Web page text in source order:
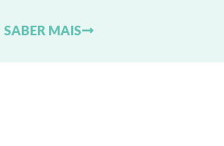
SABER MAIS